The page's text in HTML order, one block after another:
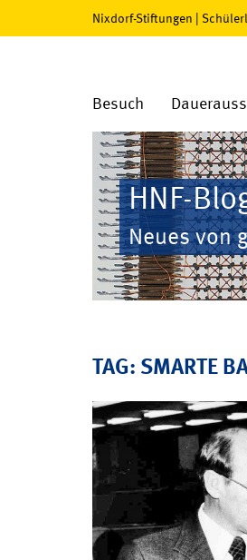
Nixdorf-Stiftungen |
Besuch
HNF-
Neues von
TAG: SMARTE